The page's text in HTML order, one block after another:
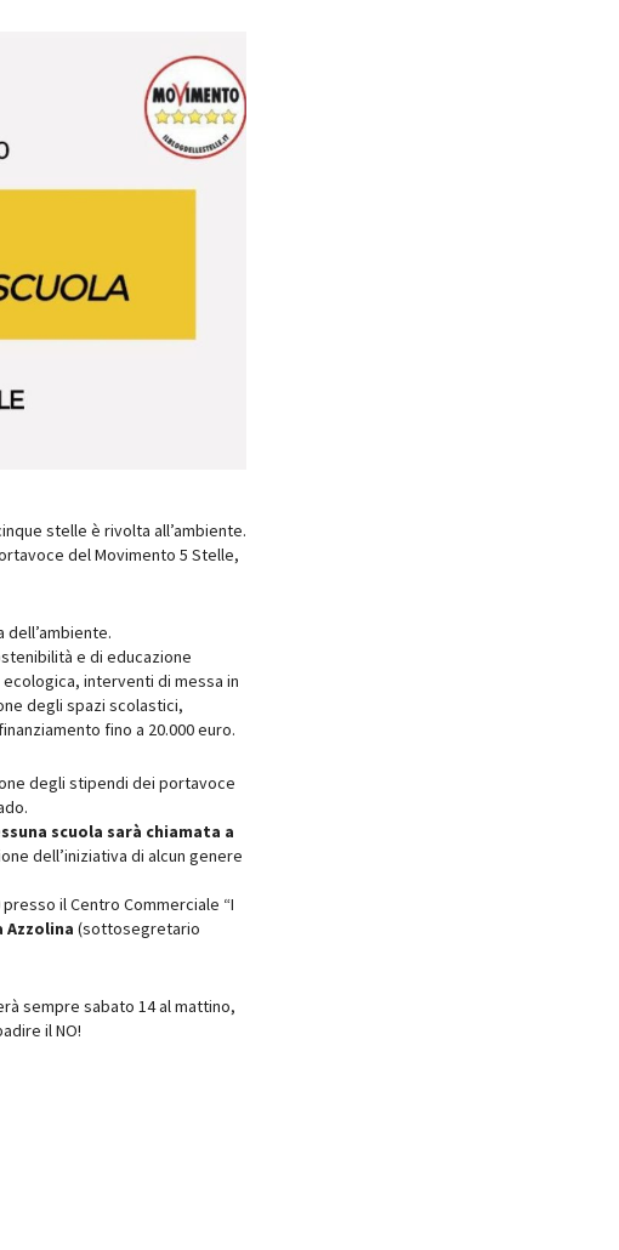
stelle è rivolta all’ambiente.
del Movimento 5 Stelle,
dell’ambiente.
e di educazione
interventi di messa in
degli spazi scolastici,
fino a 20.000 euro.
degli stipendi dei portavoce
scuola sarà chiamata a
dell’iniziativa di alcun genere
il Centro Commerciale “I
Azzolina (sottosegretario
sempre sabato 14 al mattino,
il NO!